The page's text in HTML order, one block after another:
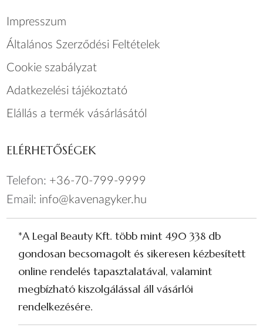
Impresszum
Általános Szerződési Feltételek
Cookie szabályzat
Adatkezelési tájékoztató
Elállás a termék vásárlásától
ELÉRHETŐSÉGEK
Telefon: +36-70-799-9999
Email: info@kavenagyker.hu
*A Legal Beauty Kft. több mint 490 338 db
gondosan becsomagolt és sikeresen kézbesített
online rendelés tapasztalatával, valamint
megbízható kiszolgálással áll vásárlói
rendelkezésére.